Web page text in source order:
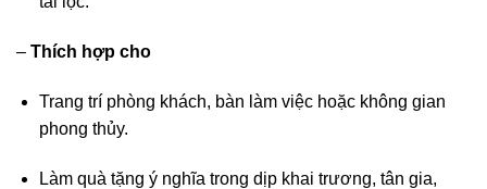
– Thích hợp cho
Trang trí phòng khách, bàn làm việc hoặc không gian
phong thủy.
Làm quà tặng ý nghĩa trong dịp khai trương, tân gia,